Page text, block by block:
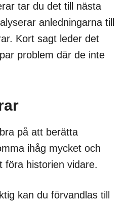
tar du det till nästa
anledningarna till
Kort sagt leder det
problem där de inte
på att berätta
ihåg mycket och
föra historien vidare.
kan du förvandlas till